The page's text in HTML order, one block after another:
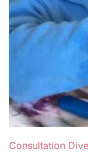
Consultation